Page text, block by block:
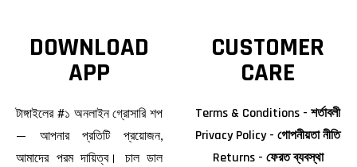
DOWNLOAD
APP
টাঙ্গাইলের #১ অনলাইন গ্রোসারি শপ
— আপনার প্রতিটি প্রয়োজন,
আমাদের পরম দায়িত্ব। চাল ডাল
CUSTOMER
CARE
Terms & Conditions - শর্তাবলী
Privacy Policy - গোপনীয়তা নীতি
Returns - ফেরত ব্যবস্থা